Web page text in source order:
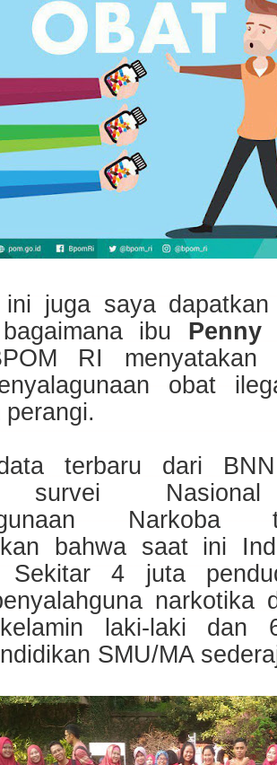
ini juga saya
ibu Penny
RI menyatakan
obat
terbaru dari
survei Nasional
bahwa saat ini
Sekitar 4 juta
narkotika
laki-laki dan
SMU/MA